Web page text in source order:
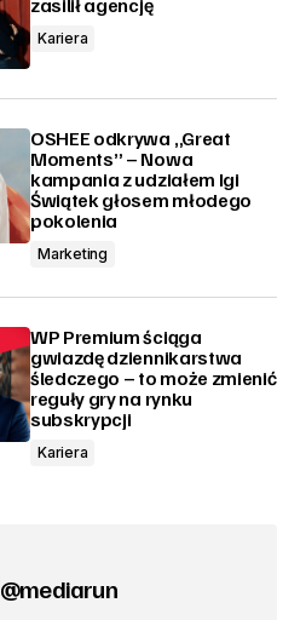
zasilił agencję
Kariera
OSHEE odkrywa „Great
Moments” – Nowa
kampania z udziałem Igi
Świątek głosem młodego
pokolenia
Marketing
WP Premium ściąga
gwiazdę dziennikarstwa
śledczego – to może zmienić
reguły gry na rynku
subskrypcji
Kariera
@mediarun